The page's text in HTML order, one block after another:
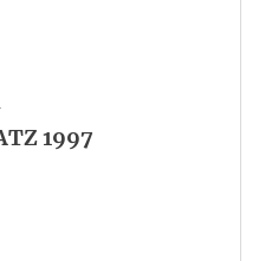
1997